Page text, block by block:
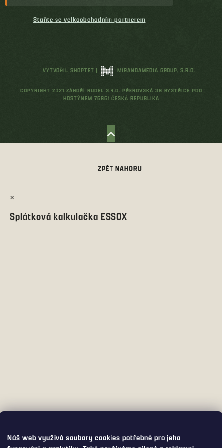
Náš web využívá soubory cookies potřebné pro jeho
Staňte se velkoobchodním partnerem
VYTVOŘIL SHOPTET | MIRANDAMEDIA GROUP, S.R.O.
COPYRIGHT 2021 ZÁHOŘÍ RUDEL S.R.O. PŘEROVSKÁ 38 BYSTŘICE POD
HOSTÝNEM 76861 ČESKÁ REPUBLIKA
×
Splátková kalkulačka ESSOX